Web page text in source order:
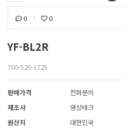
0 0
YF-BL2R
700-520-1725
판매가격
전화문의
제조사
영상테크
원산지
대한민국